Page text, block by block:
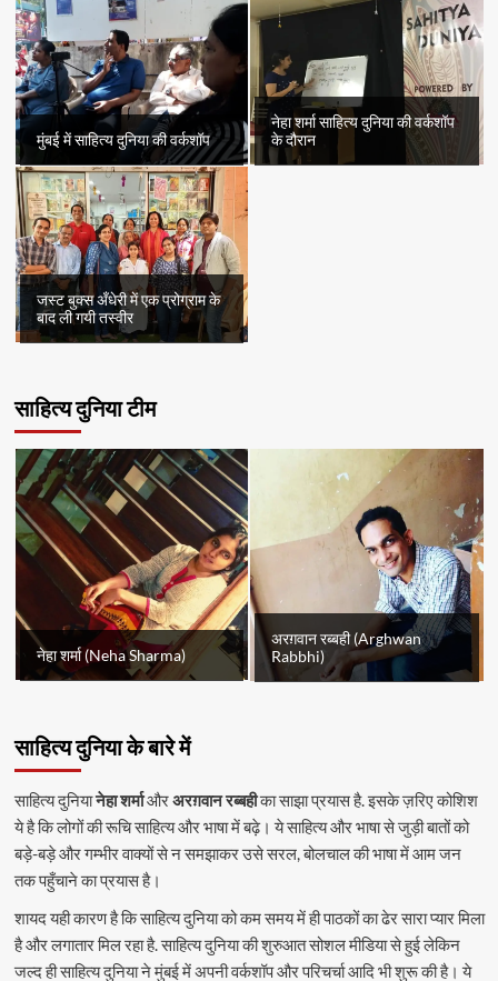
मुंबई में साहित्य दुनिया की वर्कशॉप
नेहा शर्मा साहित्य दुनिया की वर्कशॉप
के दौरान
जस्ट बुक्स अँधेरी में एक प्रोग्राम के
बाद ली गयी तस्वीर
साहित्य दुनिया टीम
नेहा शर्मा (Neha Sharma)
अरग़वान रब्बही (Arghwan
Rabbhi)
साहित्य दुनिया के बारे में
साहित्य दुनियानेहा शर्माऔरअरग़वान रब्बहीका साझा प्रयास है. इसके ज़रिए कोशिश
ये है कि लोगों की रूचि साहित्य और भाषा में बढ़े। ये साहित्य और भाषा से जुड़ी बातों को
बड़े-बड़े और गम्भीर वाक्यों से न समझाकर उसे सरल, बोलचाल की भाषा में आम जन
तक पहुँचाने का प्रयास है।
शायद यही कारण है कि साहित्य दुनिया को कम समय में ही पाठकों का ढेर सारा प्यार मिला
है और लगातार मिल रहा है. साहित्य दुनिया की शुरुआत सोशल मीडिया से हुई लेकिन
जल्द ही साहित्य दुनिया ने मुंबई में अपनी वर्कशॉप और परिचर्चा आदि भी शुरू की है। ये